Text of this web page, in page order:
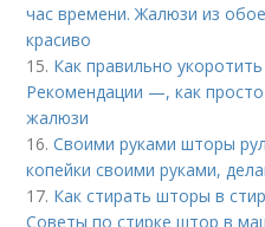
час времени. Жалюзи из
красиво
15. Как правильно
Рекомендации —, как
жалюзи
16.Своими руками шторы
копейки своими руками,
17. Как стирать шторы в
Советы по стирке штор в